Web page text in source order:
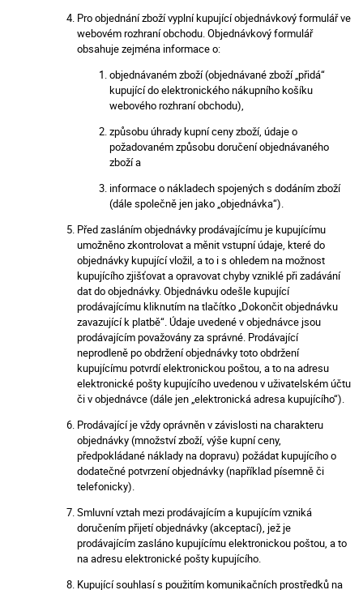
Pro objednání zboží vyplní kupující objednávkový formulář ve
webovém rozhraní obchodu. Objednávkový formulář
obsahuje zejména informace o:
objednávaném zboží (objednávané zboží „přidá“
kupující do elektronického nákupního košíku
webového rozhraní obchodu),
způsobu úhrady kupní ceny zboží, údaje o
požadovaném způsobu doručení objednávaného
zboží a
informace o nákladech spojených s dodáním zboží
(dále společně jen jako „objednávka“).
Před zasláním objednávky prodávajícímu je kupujícímu
umožněno zkontrolovat a měnit vstupní údaje, které do
objednávky kupující vložil, a to i s ohledem na možnost
kupujícího zjišťovat a opravovat chyby vzniklé při zadávání
dat do objednávky. Objednávku odešle kupující
prodávajícímu kliknutím na tlačítko „Dokončit objednávku
zavazující k platbě“. Údaje uvedené v objednávce jsou
prodávajícím považovány za správné. Prodávající
neprodleně po obdržení objednávky toto obdržení
kupujícímu potvrdí elektronickou poštou, a to na adresu
elektronické pošty kupujícího uvedenou v uživatelském účtu
či v objednávce (dále jen „elektronická adresa kupujícího“).
Prodávající je vždy oprávněn v závislosti na charakteru
objednávky (množství zboží, výše kupní ceny,
předpokládané náklady na dopravu) požádat kupujícího o
dodatečné potvrzení objednávky (například písemně či
telefonicky).
Smluvní vztah mezi prodávajícím a kupujícím vzniká
doručením přijetí objednávky (akceptací), jež je
prodávajícím zasláno kupujícímu elektronickou poštou, a to
na adresu elektronické pošty kupujícího.
Kupující souhlasí s použitím komunikačních prostředků na